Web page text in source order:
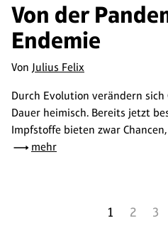
Von der
Endemie
Von Julius Felix
Durch Evolution verändern
Dauer heimisch. Bereits jetzt
Impfstoffe bieten zwar
mehr
1 2 3